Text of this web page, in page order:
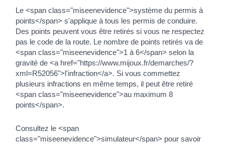
Le <span class="miseenevidence">système du permis à
points</span> s'applique à tous les permis de conduire.
Des points peuvent vous être retirés si vous ne respectez
pas le code de la route. Le nombre de points retirés va de
<span class="miseenevidence">1 à 6</span> selon la
gravité de <a href="https://www.mijoux.fr/demarches/?
xml=R52056">l'infraction</a>. Si vous commettez
plusieurs infractions en même temps, il peut être retiré
<span class="miseenevidence">au maximum 8
points</span>.
Consultez le <span
class="miseenevidence">simulateur</span> pour savoir